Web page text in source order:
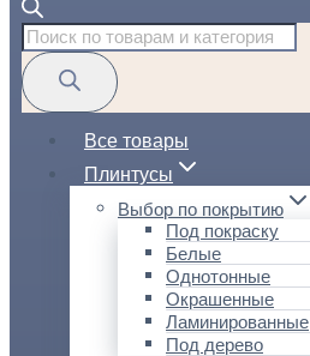
Поиск
товаров
Все товары
Плинтусы
Выбор по покрытию
Под покраску
Белые
Однотонные
Окрашенные
Ламинированные
Под дерево